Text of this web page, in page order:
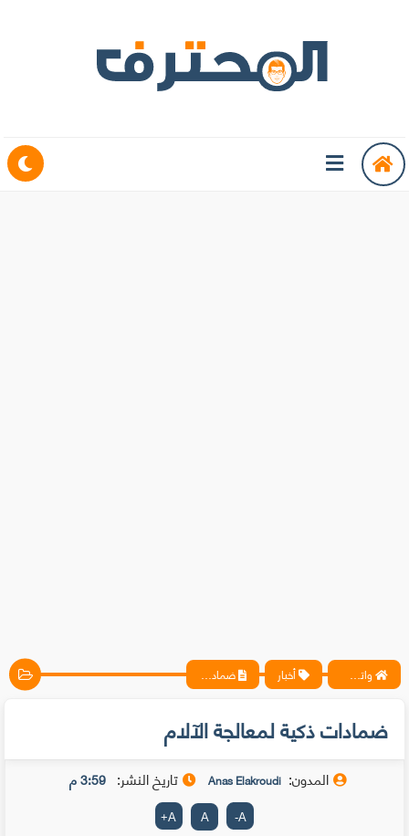
واتس آب ، فيسبوك ، أنترنت ، شروحات تقنية حصرية - المحترف أخبار ضمادات ذكية لمعالجة الآلام
ضمادات ذكية لمعالجة الآلام
المدون: Anas Elakroudi تاريخ النشر: 3:59 م
A
-
A
A
+